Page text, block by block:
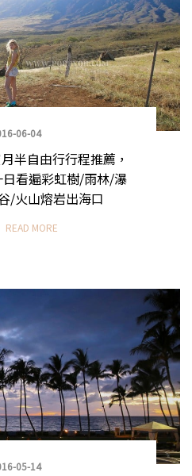
06-04
半自由行行程推薦，
看遍彩虹樹/雨林/瀑
/火山熔岩出海口
READ MORE
05-14